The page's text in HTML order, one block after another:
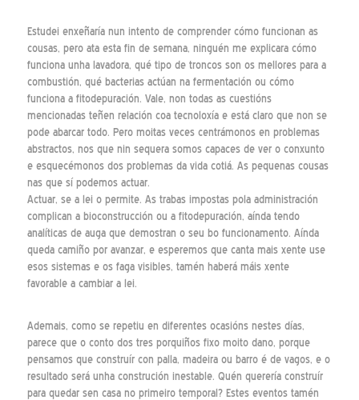
Estudei enxeñaría nun intento de comprender cómo funcionan as
cousas, pero ata esta fin de semana, ninguén me explicara cómo
funciona unha lavadora, qué tipo de troncos son os mellores para a
combustión, qué bacterias actúan na fermentación ou cómo
funciona a fitodepuración. Vale, non todas as cuestións
mencionadas teñen relación coa tecnoloxía e está claro que non se
pode abarcar todo. Pero moitas veces centrámonos en problemas
abstractos, nos que nin sequera somos capaces de ver o conxunto
e esquecémonos dos problemas da vida cotiá. As pequenas cousas
nas que sí podemos actuar.
Actuar, se a lei o permite. As trabas impostas pola administración
complican a bioconstrucción ou a fitodepuración, aínda tendo
analíticas de auga que demostran o seu bo funcionamento. Aínda
queda camiño por avanzar, e esperemos que canta mais xente use
esos sistemas e os faga visibles, tamén haberá máis xente
favorable a cambiar a lei.
Ademais, como se repetiu en diferentes ocasións nestes días,
parece que o conto dos tres porquiños fixo moito dano, porque
pensamos que construír con palla, madeira ou barro é de vagos, e o
resultado será unha construción inestable. Quén querería construír
para quedar sen casa no primeiro temporal? Estes eventos tamén